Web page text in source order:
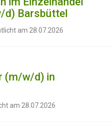
d) Barsbüttel
am 28.07.2026
(m/w/d) in
am 28.07.2026